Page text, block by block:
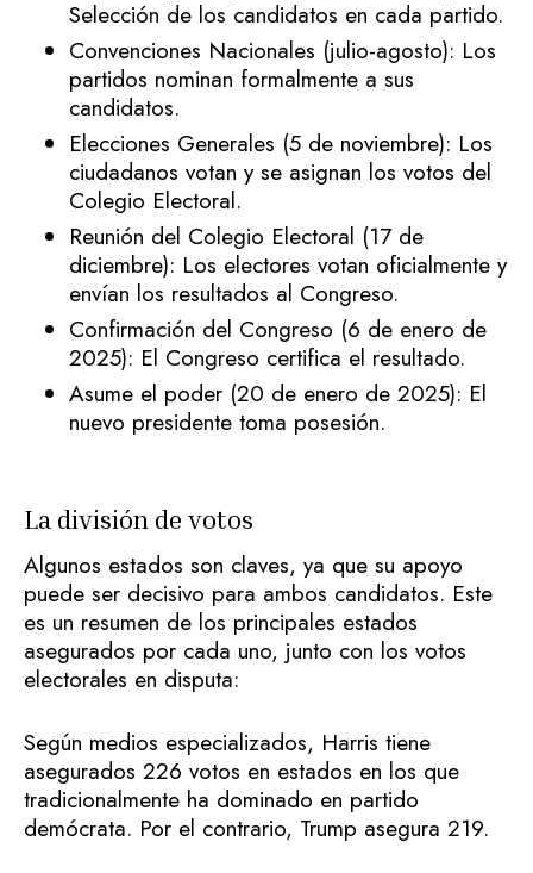
Selección de los candidatos en cada partido.
Convenciones Nacionales (julio-agosto): Los
partidos nominan formalmente a sus
candidatos.
Elecciones Generales (5 de noviembre): Los
ciudadanos votan y se asignan los votos del
Colegio Electoral.
Reunión del Colegio Electoral (17 de
diciembre): Los electores votan oficialmente y
envían los resultados al Congreso.
Confirmación del Congreso (6 de enero de
2025): El Congreso certifica el resultado.
Asume el poder (20 de enero de 2025): El
nuevo presidente toma posesión.
La división de votos
Algunos estados son claves, ya que su apoyo
puede ser decisivo para ambos candidatos. Este
es un resumen de los principales estados
asegurados por cada uno, junto con los votos
electorales en disputa:
Según medios especializados, Harris tiene
asegurados 226 votos en estados en los que
tradicionalmente ha dominado en partido
demócrata. Por el contrario, Trump asegura 219.